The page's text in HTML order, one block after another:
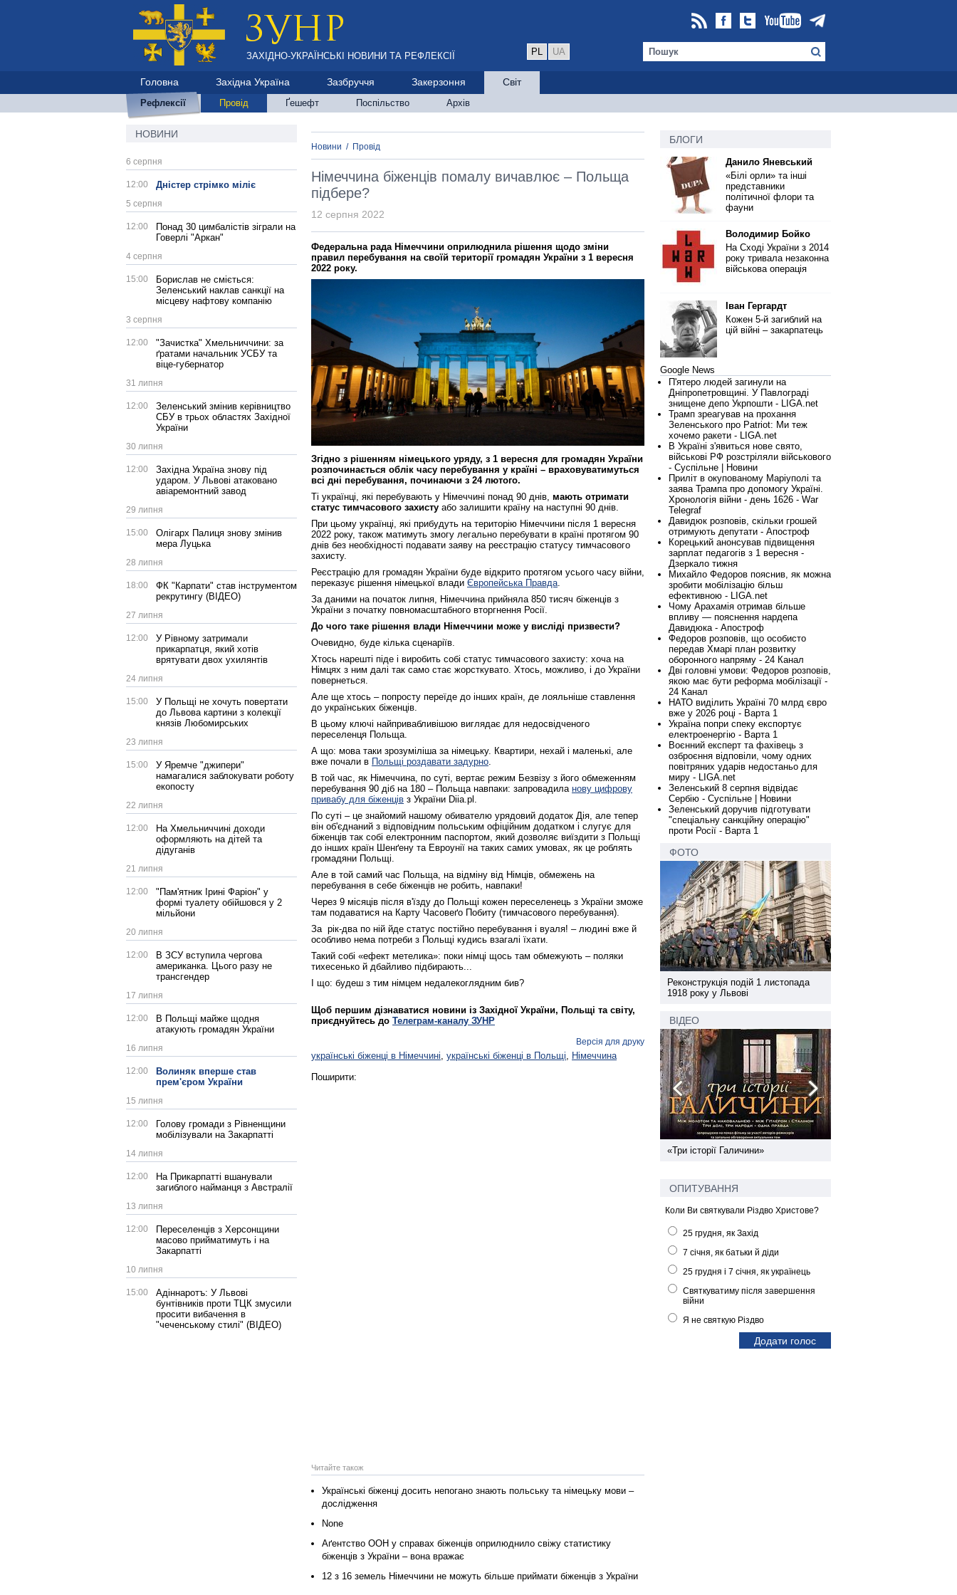
ЗАХІДНО-УКРАЇНСЬКІ НОВИНИ ТА РЕФЛЕКСІЇ PL UA
Головна Західна Україна Зазбруччя Закерзоння Світ
Рефлексії Провід Ґешефт Поспільство Архів
НОВИНИ
6 серпня
12:00 Дністер стрімко міліє
5 серпня
12:00
Понад 30 цимбалістів зіграли на
Говерлі "Аркан"
4 серпня
15:00
Борислав не сміється:
Зеленський наклав санкції на
місцеву нафтову компанію
3 серпня
12:00
"Зачистка" Хмельниччини: за
ґратами начальник УСБУ та
віце-губернатор
31 липня
12:00
Зеленський змінив керівництво
СБУ в трьох областях Західної
України
30 липня
12:00
Західна Україна знову під
ударом. У Львові атаковано
авіаремонтний завод
29 липня
15:00
Олігарх Палиця знову змінив
мера Луцька
28 липня
18:00
ФК "Карпати" став інструментом
рекрутингу (ВІДЕО)
27 липня
12:00
У Рівному затримали
прикарпатця, який хотів
врятувати двох ухилянтів
24 липня
15:00
У Польщі не хочуть повертати
до Львова картини з колекції
князів Любомирських
23 липня
15:00
У Яремче "джипери"
намагалися заблокувати роботу
екопосту
22 липня
12:00
На Хмельниччині доходи
оформляють на дітей та
дідуганів
21 липня
12:00
"Пам'ятник Ірині Фаріон" у
формі туалету обійшовся у 2
мільйони
20 липня
12:00
В ЗСУ вступила чергова
американка. Цього разу не
трансгендер
17 липня
12:00
В Польщі майже щодня
атакують громадян України
16 липня
12:00
Волиняк вперше став
прем'єром України
15 липня
12:00
Голову громади з Рівненщини
мобілізували на Закарпатті
14 липня
12:00
На Прикарпатті вшанували
загиблого найманця з Австралії
13 липня
12:00
Переселенців з Херсонщини
масово прийматимуть і на
Закарпатті
10 липня
15:00
Адіннаротъ: У Львові
бунтівників проти ТЦК змусили
просити вибачення в
"чеченському стилі" (ВІДЕО)
Новини / Провід
Німеччина біженців помалу вичавлює – Польща
підбере?
12 серпня 2022
Федеральна рада Німеччини оприлюднила рішення щодо зміни
правил перебування на своїй території громадян України з 1 вересня
2022 року.
Згідно з рішенням німецького уряду, з 1 вересня для громадян України
розпочинається облік часу перебування у країні – враховуватимуться
всі дні перебування, починаючи з 24 лютого.
Ті українці, які перебувають у Німеччині понад 90 днів, мають отримати
статус тимчасового захисту або залишити країну на наступні 90 днів.
При цьому українці, які прибудуть на територію Німеччини після 1 вересня
2022 року, також матимуть змогу легально перебувати в країні протягом 90
днів без необхідності подавати заяву на реєстрацію статусу тимчасового
захисту.
Реєстрацію для громадян України буде відкрито протягом усього часу війни,
переказує рішення німецької влади Європейська Правда.
За даними на початок липня, Німеччина прийняла 850 тисяч біженців з
України з початку повномасштабного вторгнення Росії.
До чого таке рішення влади Німеччини може у висліді призвести?
Очевидно, буде кілька сценаріїв.
Хтось нарешті піде і виробить собі статус тимчасового захисту: хоча на
Німцях з ним далі так само стає жорсткувато. Хтось, можливо, і до України
повернеться.
Але ще хтось – попросту переїде до інших країн, де лояльніше ставлення
до українських біженців.
В цьому ключі найпривабливішою виглядає для недосвідченого
переселенця Польща.
А що: мова таки зрозуміліша за німецьку. Квартири, нехай і маленькі, але
вже почали в Польщі роздавати задурно.
В той час, як Німеччина, по суті, вертає режим Безвізу з його обмеженням
перебування 90 діб на 180 – Польща навпаки: запровадила нову цифрову
привабу для біженців з України Diia.pl.
По суті – це знайомий нашому обивателю урядовий додаток Дія, але тепер
він об'єднаний з відповідним польським офіційним додатком і слугує для
біженців так собі електронним паспортом, який дозволяє виїздити з Польщі
до інших країн Шенґену та Евроунії на таких самих умовах, як це роблять
громадяни Польщі.
Але в той самий час Польща, на відміну від Німців, обмежень на
перебування в себе біженців не робить, навпаки!
Через 9 місяців після в'їзду до Польщі кожен переселенець з України зможе
там подаватися на Карту Часовеґо Побиту (тимчасового перебування).
За рік‑два по ній йде статус постійно перебування і вуаля! – людині вже й
особливо нема потреби з Польщі кудись взагалі їхати.
Такий собі «ефект метелика»: поки німці щось там обмежують – поляки
тихесенько й дбайливо підбирають...
І що: будеш з тим німцем недалекоглядним бив?
Щоб першим дізнаватися новини із Західної України, Польщі та світу,
приєднуйтесь до Телеграм-каналу ЗУНР
Версія для друку
українські біженці в Німеччині, українські біженці в Польщі, Німеччина
Поширити:
Читайте також
Українські біженці досить непогано знають польську та німецьку мови –
дослідження
None
Аґентство ООН у справах біженців оприлюднило свіжу статистику
біженців з України – вона вражає
12 з 16 земель Німеччини не можуть більше приймати біженців з України
БЛОГИ
Данило Яневський
«Білі орли» та інші
представники
політичної флори та
фауни
Володимир Бойко
На Сході України з 2014
року тривала незаконна
військова операція
Іван Гергардт
Кожен 5-й загиблий на
цій війні – закарпатець
Google News
П'ятеро людей загинули на
Дніпропетровщині. У Павлограді
знищене депо Укрпошти - LIGA.net
Трамп зреагував на прохання
Зеленського про Patriot: Ми теж
хочемо ракети - LIGA.net
В Україні з'явиться нове свято,
військові РФ розстріляли військового
- Суспільне | Новини
Приліт в окупованому Маріуполі та
заява Трампа про допомогу Україні.
Хронологія війни - день 1626 - War
Telegraf
Давидюк розповів, скільки грошей
отримують депутати - Апостроф
Корецький анонсував підвищення
зарплат педагогів з 1 вересня -
Дзеркало тижня
Михайло Федоров пояснив, як можна
зробити мобілізацію більш
ефективною - LIGA.net
Чому Арахамія отримав більше
впливу — пояснення нардепа
Давидюка - Апостроф
Федоров розповів, що особисто
передав Хмарі план розвитку
оборонного напряму - 24 Канал
Дві головні умови: Федоров розповів,
якою має бути реформа мобілізації -
24 Канал
НАТО виділить Україні 70 млрд євро
вже у 2026 році - Варта 1
Україна попри спеку експортує
електроенергію - Варта 1
Воєнний експерт та фахівець з
озброєння відповіли, чому одних
повітряних ударів недостаньо для
миру - LIGA.net
Зеленський 8 серпня відвідає
Сербію - Суспільне | Новини
Зеленський доручив підготувати
"спеціальну санкційну операцію"
проти Росії - Варта 1
ФОТО
Реконструкція подій 1 листопада
Реконструкція подій 1 листопада
1918 року у Львові
ВІДЕО
«Три історії Галичини»
ОПИТУВАННЯ
Коли Ви святкували Різдво Христове?
25 грудня, як Захід
7 січня, як батьки й діди
25 грудня і 7 січня, як українець
Святкуватиму після завершення
війни
Я не святкую Різдво